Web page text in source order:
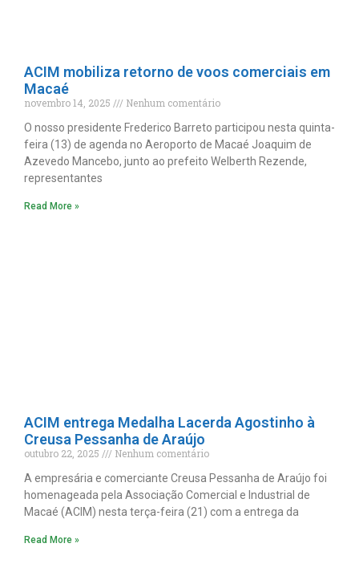
ACIM mobiliza retorno de voos comerciais em
Macaé
novembro 14, 2025
Nenhum comentário
O nosso presidente Frederico Barreto participou nesta quinta-
feira (13) de agenda no Aeroporto de Macaé Joaquim de
Azevedo Mancebo, junto ao prefeito Welberth Rezende,
representantes
Read More »
ACIM entrega Medalha Lacerda Agostinho à
Creusa Pessanha de Araújo
outubro 22, 2025
Nenhum comentário
A empresária e comerciante Creusa Pessanha de Araújo foi
homenageada pela Associação Comercial e Industrial de
Macaé (ACIM) nesta terça-feira (21) com a entrega da
Read More »